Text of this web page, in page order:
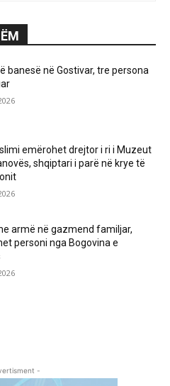
banesë në Gostivar, tre persona
emërohet drejtor i ri i Muzeut
shqiptari i parë në krye të
armë në gazmend familjar,
personi nga Bogovina e
-